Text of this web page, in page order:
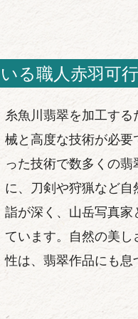
る職人赤羽可
糸魚川翡翠を加工す
械と高度な技術が必
った技術で数多くの
に、刀剣や狩猟など
詣が深く、山岳写真
ています。自然の美
性は、翡翠作品にも息